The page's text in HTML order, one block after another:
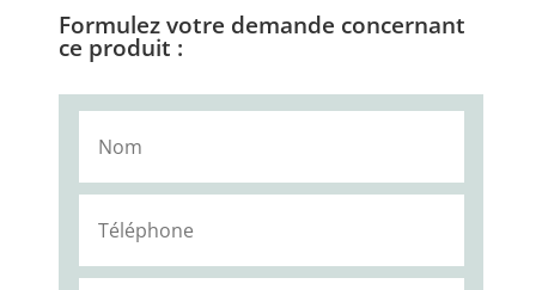
Formulez votre demande concernant
ce produit :